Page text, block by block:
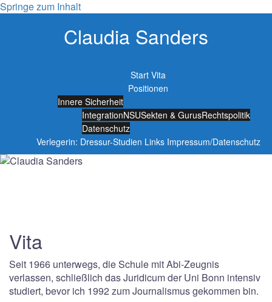
Springe zum Inhalt
Claudia Sanders
Start Vita
Positionen
Innere Sicherheit
IntegrationNSUSekten & GurusRechtspolitik
Datenschutz
Verlegerin: Dressur-Studien Links Impressum/Datenschutz
Vita
Seit 1966 unterwegs, die Schule mit Abi-Zeugnis
verlassen, schließlich das Juridicum der Uni Bonn intensiv
studiert, bevor ich 1992 zum Journalismus gekommen bin.